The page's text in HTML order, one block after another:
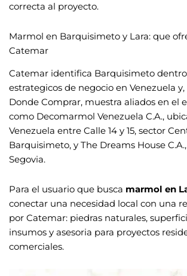
correcta al proyecto.
Marmol en Barquisimeto y Lara: que
Catemar
Catemar identifica Barquisimeto
estrategicos de negocio en Venezuela
Donde Comprar, muestra aliados en el
como Decomarmol Venezuela C.A.,
Venezuela entre Calle 14 y 15, sector
Barquisimeto, y The Dreams House
Segovia.
Para el usuario que busca marmol en
conectar una necesidad local con una
por Catemar: piedras naturales,
insumos y asesoria para proyectos
comerciales.